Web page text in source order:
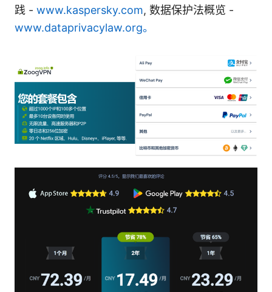
践 - www.kaspersky.com, 数据保护法概览 -
www.dataprivacylaw.org。